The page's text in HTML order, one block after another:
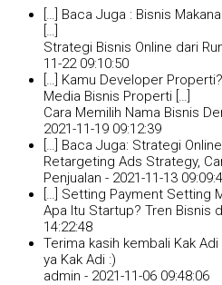
[…] Baca Juga : Bisnis
Strategi Bisnis Online dari
11-22 09:10:50
[…] Kamu Developer
Media Bisnis Properti […]
Cara Memilih Nama Bisnis
2021-11-19 09:12:39
[…] Baca Juga: Strategi
Retargeting Ads Strategy,
Penjualan - 2021-11-13
[…] Setting Payment Setting
Apa Itu Startup? Tren Bisnis
14:22:48
Terima kasih kembali Kak
ya Kak Adi :)
admin - 2021-11-06 09:48:06